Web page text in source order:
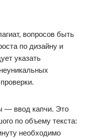
вопросов быть
по дизайну и
указать
— ввод капчи. Это
по объему текста:
необходимо